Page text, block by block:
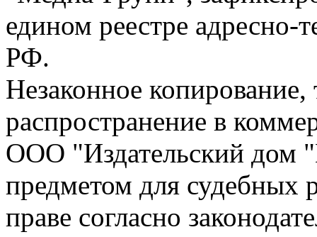
едином реестре адресно-
РФ.
Незаконное
распространение в
ООО "Издательский дом
предметом для судебных
праве согласно